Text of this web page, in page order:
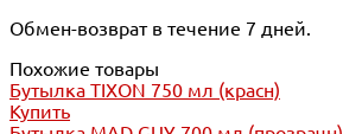
Обмен-возврат в течение 7 дней.
Похожие товары
Бутылка TIXON 750 мл (красн)
Купить